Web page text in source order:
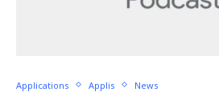
Applications Applis News